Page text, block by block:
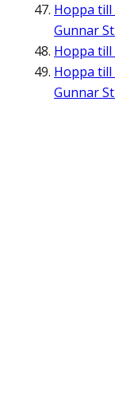
Hoppa till
Gunnar
Hoppa till
Hoppa till
Gunnar